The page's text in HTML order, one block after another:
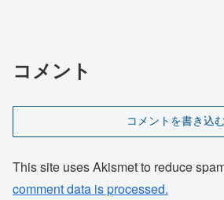
コメント
コメントを書き込
This site uses Akismet to reduce
comment data is processed.